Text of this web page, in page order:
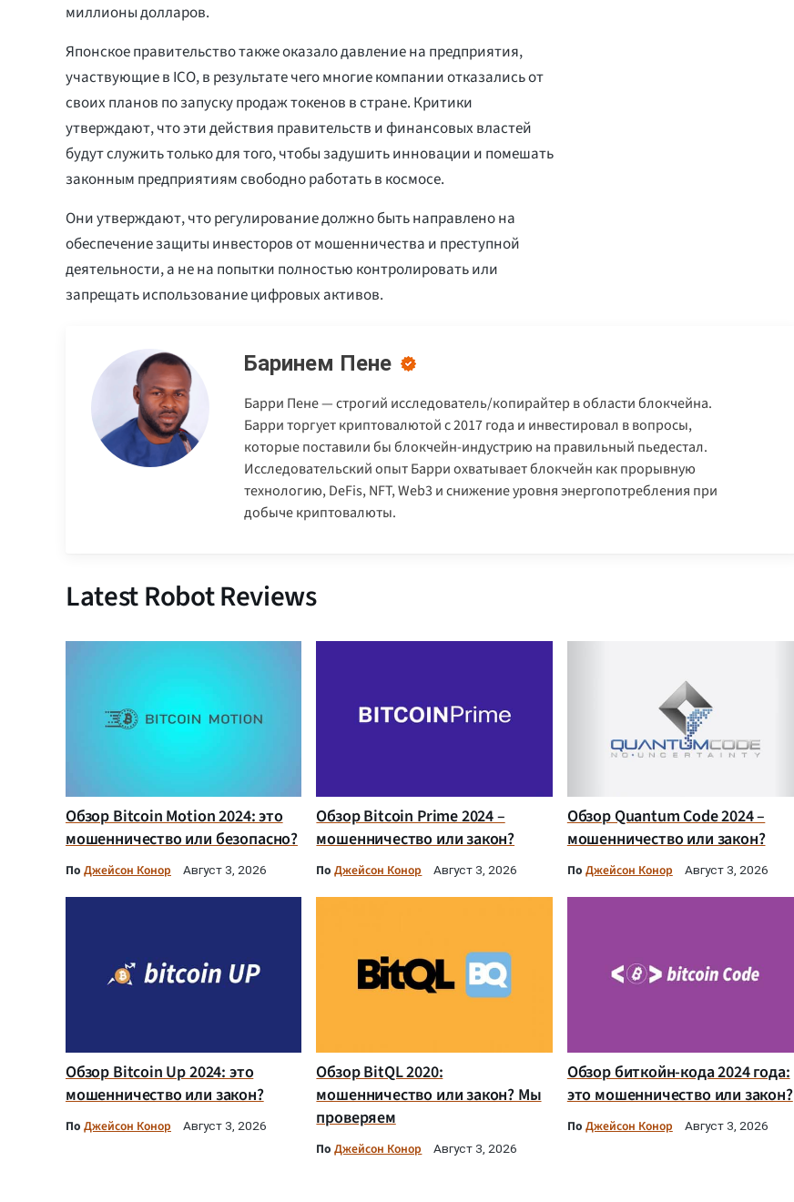
миллионы долларов.
Японское правительство также оказало давление на предприятия,
участвующие в ICO, в результате чего многие компании отказались от
своих планов по запуску продаж токенов в стране. Критики
утверждают, что эти действия правительств и финансовых властей
будут служить только для того, чтобы задушить инновации и помешать
законным предприятиям свободно работать в космосе.
Они утверждают, что регулирование должно быть направлено на
обеспечение защиты инвесторов от мошенничества и преступной
деятельности, а не на попытки полностью контролировать или
запрещать использование цифровых активов.
Баринем Пене
Барри Пене — строгий исследователь/копирайтер в области блокчейна.
Барри торгует криптовалютой с 2017 года и инвестировал в вопросы,
которые поставили бы блокчейн-индустрию на правильный пьедестал.
Исследовательский опыт Барри охватывает блокчейн как прорывную
технологию, DeFis, NFT, Web3 и снижение уровня энергопотребления при
добыче криптовалюты.
Latest Robot Reviews
Обзор Bitcoin Motion 2024: это
мошенничество или безопасно?
По Джейсон Конор Август 3, 2026
Обзор Bitcoin Prime 2024 –
мошенничество или закон?
ПоДжейсон Конор Август 3, 2026
Обзор Quantum Code 2024 –
мошенничество или закон?
По Джейсон Конор Август 3, 2026
Обзор Bitcoin Up 2024: это
мошенничество или закон?
По Джейсон Конор Август 3, 2026
Обзор BitQL 2020:
мошенничество или закон? Мы
проверяем
ПоДжейсон Конор Август 3, 2026
Обзор биткойн-кода 2024 года:
это мошенничество или закон?
По Джейсон Конор Август 3, 2026